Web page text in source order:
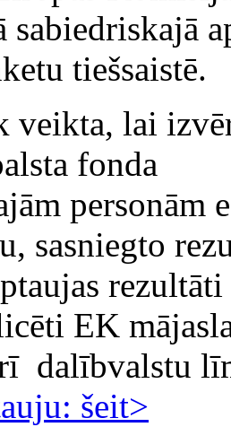
sabiedriskajā
tiešsaistē.
veikta, lai
fonda
personām
sasniegto
EK
dalībvalstu
šeit>